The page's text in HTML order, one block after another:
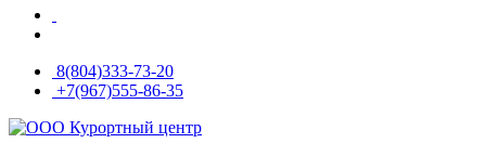
8(804)333-73-20
+7(967)555-86-35